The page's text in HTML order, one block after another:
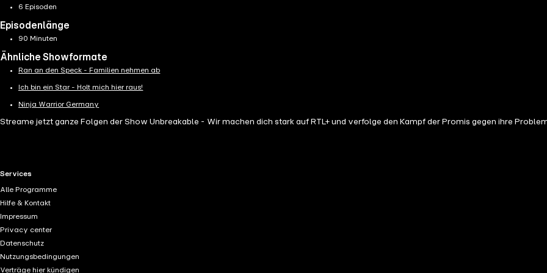
6 Episoden
Episodenlänge
90 Minuten
Ähnliche Showformate
Ran an den Speck - Familien nehmen ab
Ich bin ein Star - Holt mich hier raus!
Ninja Warrior Germany
Streame jetzt ganze Folgen der Show Unbreakable - Wir machen dich stark auf RTL+ und verfolge den Kampf der Promis gegen ihre
RTL+ useful links.
Services
Alle Programme
Hilfe & Kontakt
Impressum
Privacy center
Datenschutz
Nutzungsbedingungen
Verträge hier kündigen